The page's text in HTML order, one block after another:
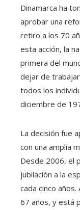
Dinamarca ha
aprobar una
retiro a los 70
esta acción, la
primera del
dejar de
todos los
diciembre de
La decisión fue
con una amplia
Desde 2006, el
jubilación a la
cada cinco
67 años, y está